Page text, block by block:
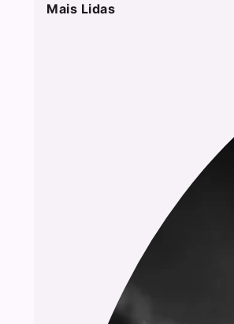
Mais Lidas